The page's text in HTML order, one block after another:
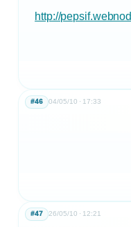
http://
04/05/10 17:33
#46
26/05/10 12:21
#47